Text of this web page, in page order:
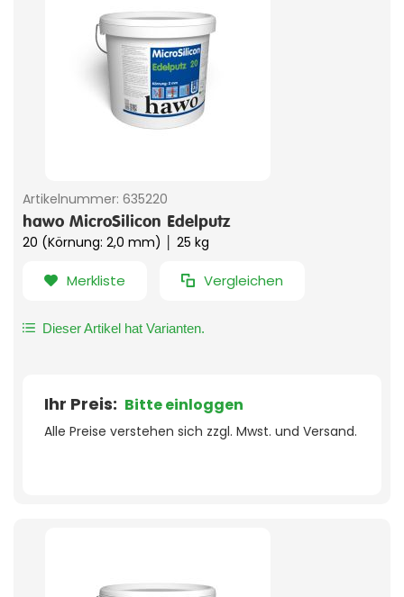
Artikelnummer: 635220
hawo MicroSilicon Edelputz
20 (Körnung: 2,0 mm) │ 25 kg
Merkliste Vergleichen
Dieser Artikel hat Varianten.
Ihr Preis: Bitte einloggen
Alle Preise verstehen sich zzgl. Mwst. und Versand.